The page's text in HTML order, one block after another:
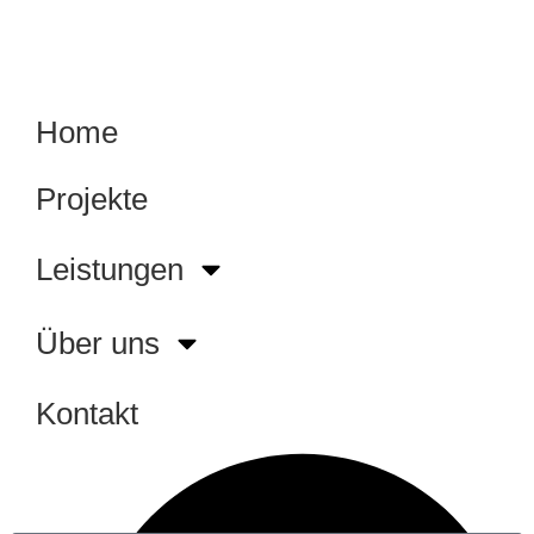
Home
Projekte
Leistungen
Über uns
Kontakt